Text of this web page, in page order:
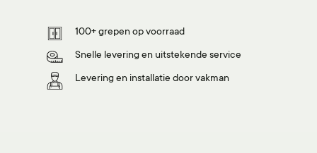
100+ grepen op voorraad
Snelle levering en uitstekende service
Levering en installatie door vakman